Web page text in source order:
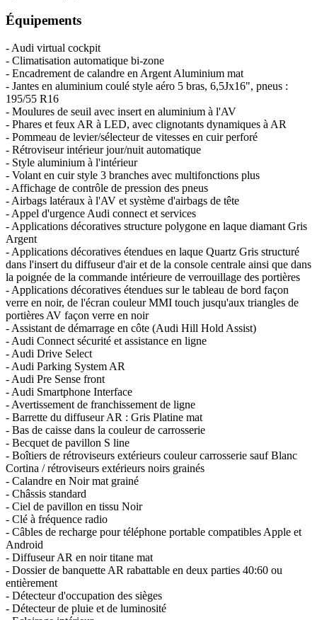
Équipements
- Audi virtual cockpit
- Climatisation automatique bi-zone
- Encadrement de calandre en Argent Aluminium mat
- Jantes en aluminium coulé style aéro 5 bras, 6,5Jx16", pneus :
195/55 R16
- Moulures de seuil avec insert en aluminium à l'AV
- Phares et feux AR à LED, avec clignotants dynamiques à AR
- Pommeau de levier/sélecteur de vitesses en cuir perforé
- Rétroviseur intérieur jour/nuit automatique
- Style aluminium à l'intérieur
- Volant en cuir style 3 branches avec multifonctions plus
- Affichage de contrôle de pression des pneus
- Airbags latéraux à l'AV et système d'airbags de tête
- Appel d'urgence Audi connect et services
- Applications décoratives structure polygone en laque diamant Gris
Argent
- Applications décoratives étendues en laque Quartz Gris structuré
dans l'insert du diffuseur d'air et de la console centrale ainsi que dans
la poignée de la commande intérieure de verrouillage des portières
- Applications décoratives étendues sur le tableau de bord façon
verre en noir, de l'écran couleur MMI touch jusqu'aux triangles de
portières AV façon verre en noir
- Assistant de démarrage en côte (Audi Hill Hold Assist)
- Audi Connect sécurité et assistance en ligne
- Audi Drive Select
- Audi Parking System AR
- Audi Pre Sense front
- Audi Smartphone Interface
- Avertissement de franchissement de ligne
- Barrette du diffuseur AR : Gris Platine mat
- Bas de caisse dans la couleur de carrosserie
- Becquet de pavillon S line
- Boîtiers de rétroviseurs extérieurs couleur carrosserie sauf Blanc
Cortina / rétroviseurs extérieurs noirs grainés
- Calandre en Noir mat grainé
- Châssis standard
- Ciel de pavillon en tissu Noir
- Clé à fréquence radio
- Câbles de recharge pour téléphone portable compatibles Apple et
Android
- Diffuseur AR en noir titane mat
- Dossier de banquette AR rabattable en deux parties 40:60 ou
entièrement
- Détecteur d'occupation des sièges
- Détecteur de pluie et de luminosité